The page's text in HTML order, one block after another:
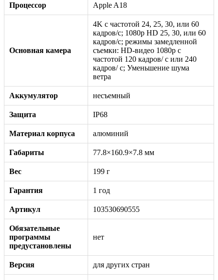
Процессор Apple A18
Основная камера
4K с частотой 24, 25, 30, или 60
кадров/с; 1080p HD 25, 30, или 60
кадров/с; режимы замедленной
съемки: HD-видео 1080р c
частотой 120 кадров/ с или 240
кадров/ с; Уменьшение шума
ветра
Аккумулятор несъемный
Защита IP68
Материал корпуса алюминий
Габариты 77.8×160.9×7.8 мм
Вес 199 г
Гарантия 1 год
Артикул 103530690555
Обязательные
программы
предустановлены
нет
Версия для других стран